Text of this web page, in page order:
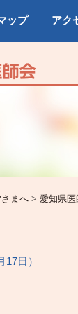
ップ アク
まへ > 愛知県
日）